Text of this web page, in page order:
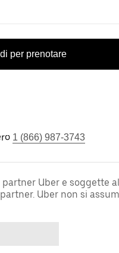
per prenotare
1 (866) 987-3743
Uber e soggette
Uber non si